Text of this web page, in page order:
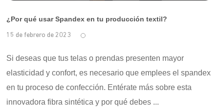
¿Por qué usar Spandex en tu producción textil?
15 de febrero de 2023
Si deseas que tus telas o prendas presenten mayor
elasticidad y confort, es necesario que emplees el spandex
en tu proceso de confección. Entérate más sobre esta
innovadora fibra sintética y por qué debes ...